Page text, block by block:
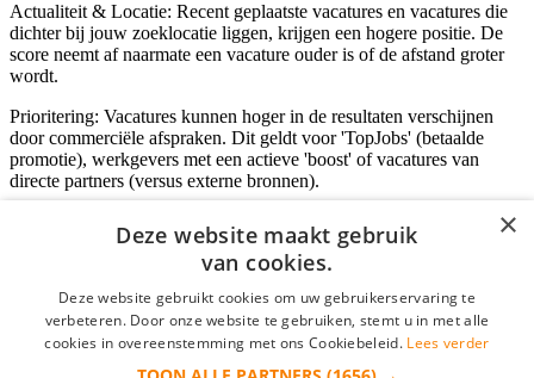
Actualiteit & Locatie: Recent geplaatste vacatures en vacatures die
dichter bij jouw zoeklocatie liggen, krijgen een hogere positie. De
score neemt af naarmate een vacature ouder is of de afstand groter
wordt.
Prioritering: Vacatures kunnen hoger in de resultaten verschijnen
door commerciële afspraken. Dit geldt voor 'TopJobs' (betaalde
promotie), werkgevers met een actieve 'boost' of vacatures van
directe partners (versus externe bronnen).
E-mail*
×
Deze website maakt gebruik
van cookies.
Deze website gebruikt cookies om uw gebruikerservaring te
verbeteren. Door onze website te gebruiken, stemt u in met alle
cookies in overeenstemming met ons Cookiebeleid. Lees verder